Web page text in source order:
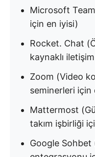
Microsoft
için en iyisi)
Rocket. Chat
kaynaklı
Zoom (Video
seminerleri için
Mattermost
takım işbirliği
Google Sohbet